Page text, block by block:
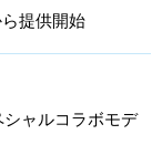
提供開始
ャルコラボモデ